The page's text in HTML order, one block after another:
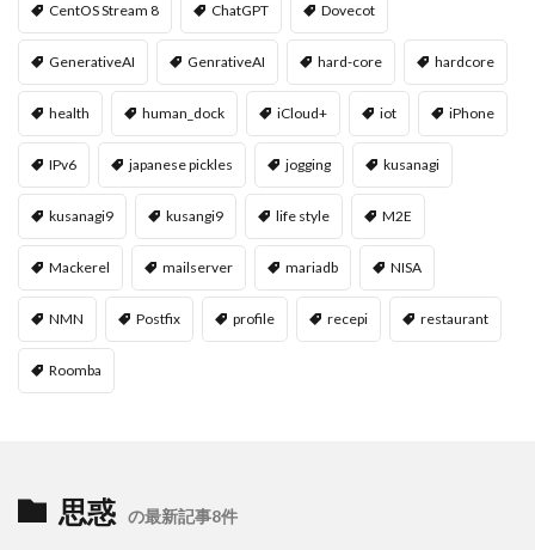
CentOS Stream 8 ChatGPT Dovecot
GenerativeAI GenrativeAI hard-core hardcore
health human_dock iCloud+ iot iPhone
IPv6 japanese pickles jogging kusanagi
kusanagi9 kusangi9 life style M2E
Mackerel mailserver mariadb NISA
NMN Postfix profile recepi restaurant
Roomba
思惑 の最新記事8件